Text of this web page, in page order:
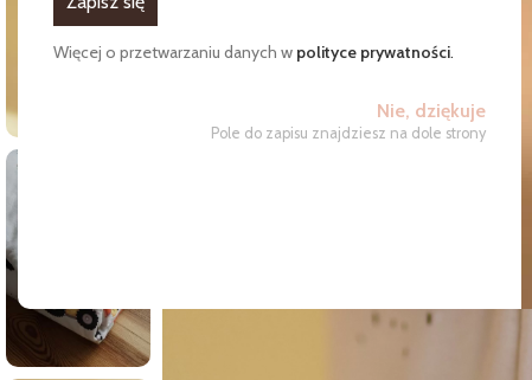
Więcej o przetwarzaniu danych w polityce prywatności.
Nie, dziękuje
Pole do zapisu znajdziesz na dole strony